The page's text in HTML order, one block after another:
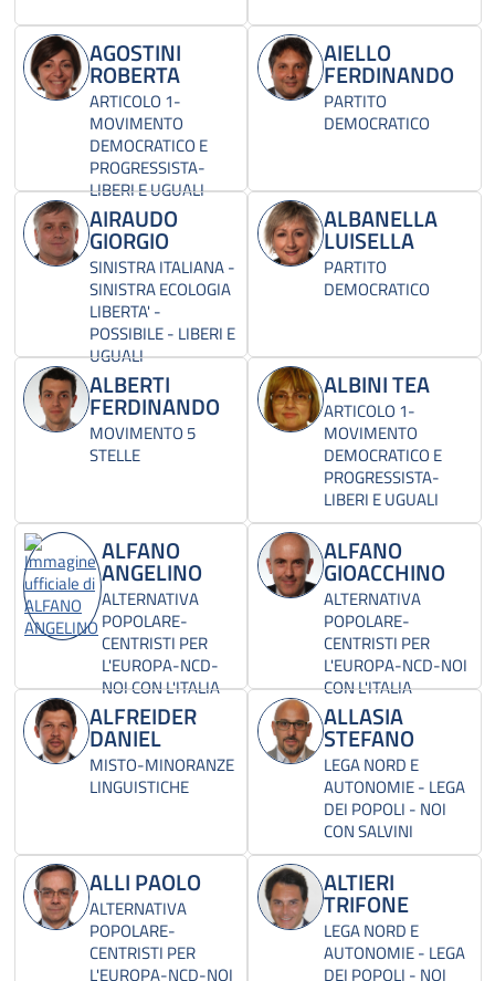
AGOSTINI
ROBERTA
ARTICOLO 1-
MOVIMENTO
DEMOCRATICO E
PROGRESSISTA-
LIBERI E UGUALI
AIELLO
FERDINANDO
PARTITO
DEMOCRATICO
AIRAUDO
GIORGIO
SINISTRA ITALIANA -
SINISTRA ECOLOGIA
LIBERTA' -
POSSIBILE - LIBERI E
UGUALI
ALBANELLA
LUISELLA
PARTITO
DEMOCRATICO
ALBERTI
FERDINANDO
MOVIMENTO 5
STELLE
ALBINI TEA
ARTICOLO 1-
MOVIMENTO
DEMOCRATICO E
PROGRESSISTA-
LIBERI E UGUALI
ALFANO
ANGELINO
ALTERNATIVA
POPOLARE-
CENTRISTI PER
L'EUROPA-NCD-
NOI CON L'ITALIA
ALFANO
GIOACCHINO
ALTERNATIVA
POPOLARE-
CENTRISTI PER
L'EUROPA-NCD-NOI
CON L'ITALIA
ALFREIDER
DANIEL
MISTO-MINORANZE
LINGUISTICHE
ALLASIA
STEFANO
LEGA NORD E
AUTONOMIE - LEGA
DEI POPOLI - NOI
CON SALVINI
ALLI PAOLO
ALTERNATIVA
POPOLARE-
CENTRISTI PER
L'EUROPA-NCD-NOI
ALTIERI
TRIFONE
LEGA NORD E
AUTONOMIE - LEGA
DEI POPOLI - NOI